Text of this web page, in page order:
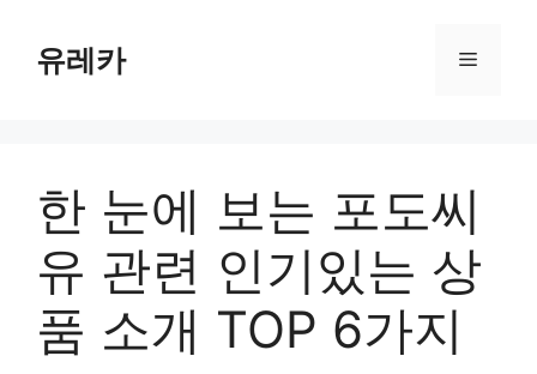
content유레카 Menu
한 눈에 보는 포도씨
유 관련 인기있는 상
품 소개 TOP 6가지